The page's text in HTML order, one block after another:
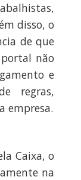
disso, o
de que
não
e
regras,
empresa.
Caixa, o
na